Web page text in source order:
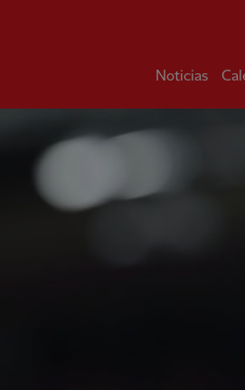
Noticias